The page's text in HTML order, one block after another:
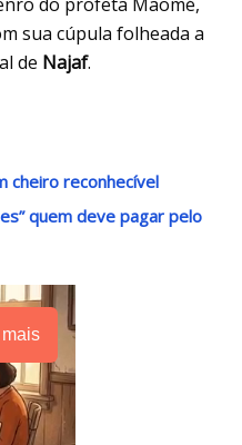
sua cúpula folheada a
de Najaf.
cheiro reconhecível
quem deve pagar pelo
mais